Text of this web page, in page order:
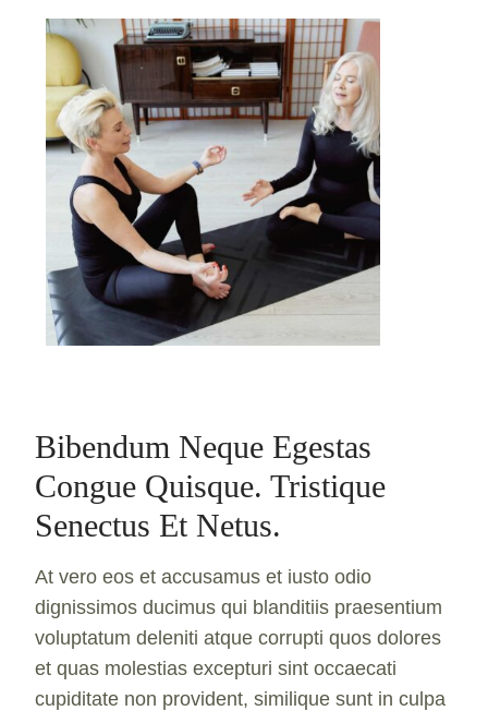
Bibendum Neque Egestas
Congue Quisque. Tristique
Senectus Et Netus.
At vero eos et accusamus et iusto odio
dignissimos ducimus qui blanditiis praesentium
voluptatum deleniti atque corrupti quos dolores
et quas molestias excepturi sint occaecati
cupiditate non provident, similique sunt in culpa